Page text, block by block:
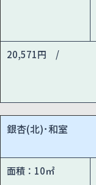
20,571円 /
銀杏(北)･和室
面積：10㎡